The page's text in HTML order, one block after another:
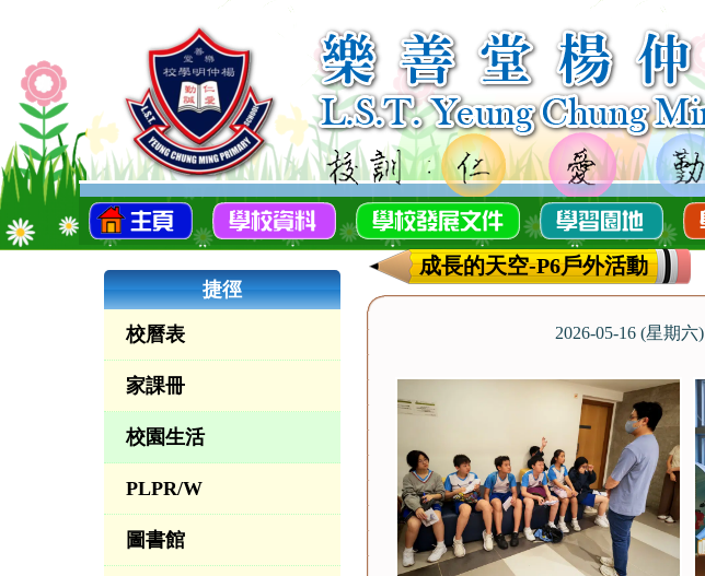
捷徑
校曆表
家課冊
校園生活
PLPR/W
圖書館
成長的天空-P6戶外活動
2026-05-16 (星期六)